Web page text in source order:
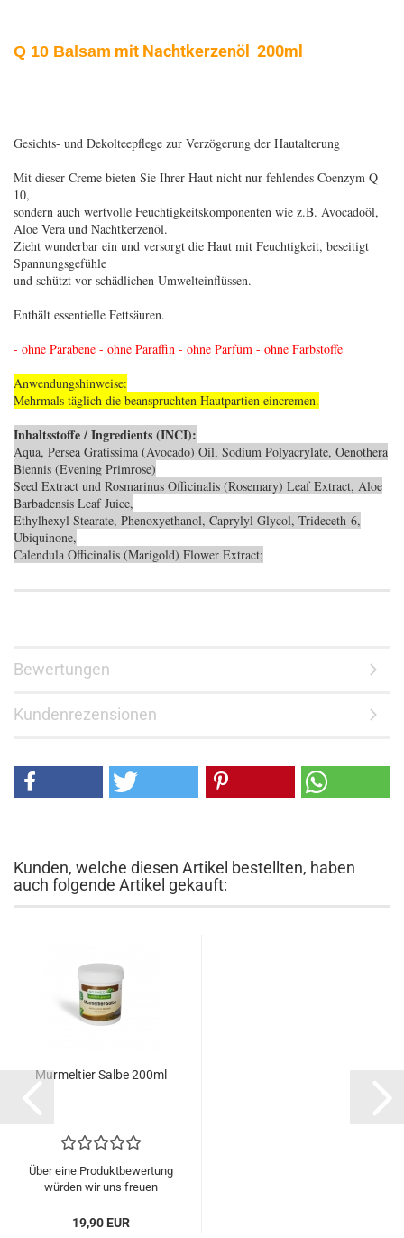
Q 10 Balsam mit Nachtkerzenöl 200ml
Gesichts- und Dekolteepflege zur Verzögerung der Hautalterung
Mit dieser Creme bieten Sie Ihrer Haut nicht nur fehlendes Coenzym Q
10,
sondern auch wertvolle Feuchtigkeitskomponenten wie z.B. Avocadoöl,
Aloe Vera und Nachtkerzenöl.
Zieht wunderbar ein und versorgt die Haut mit Feuchtigkeit, beseitigt
Spannungsgefühle
und schützt vor schädlichen Umwelteinflüssen.
Enthält essentielle Fettsäuren.
- ohne Parabene - ohne Paraffin - ohne Parfüm - ohne Farbstoffe
Anwendungshinweise:
Mehrmals täglich die beanspruchten Hautpartien eincremen.
Inhaltsstoffe / Ingredients (INCI):
Aqua, Persea Gratissima (Avocado) Oil, Sodium Polyacrylate, Oenothera
Biennis (Evening Primrose)
Seed Extract und Rosmarinus Officinalis (Rosemary) Leaf Extract, Aloe
Barbadensis Leaf Juice,
Ethylhexyl Stearate, Phenoxyethanol, Caprylyl Glycol, Trideceth-6,
Ubiquinone,
Calendula Officinalis (Marigold) Flower Extract;
Bewertungen
Kundenrezensionen
Kunden, welche diesen Artikel bestellten, haben
auch folgende Artikel gekauft:
Murmeltier Salbe 200ml
Über eine Produktbewertung
würden wir uns freuen
19,90 EUR